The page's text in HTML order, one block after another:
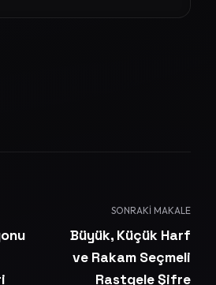
SONRAKI MAKALE
Büyük, Küçük Harf
ve Rakam Seçmeli
Rastgele Şifre